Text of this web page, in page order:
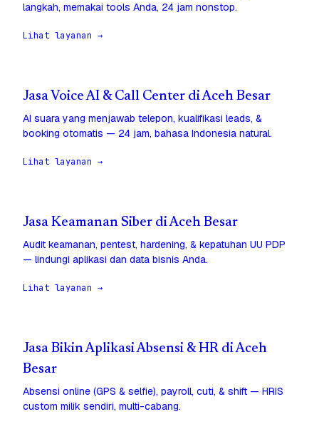
langkah, memakai tools Anda, 24 jam nonstop.
Lihat layanan →
Jasa Voice AI & Call Center di Aceh Besar
AI suara yang menjawab telepon, kualifikasi leads, &
booking otomatis — 24 jam, bahasa Indonesia natural.
Lihat layanan →
Jasa Keamanan Siber di Aceh Besar
Audit keamanan, pentest, hardening, & kepatuhan UU PDP
— lindungi aplikasi dan data bisnis Anda.
Lihat layanan →
Jasa Bikin Aplikasi Absensi & HR di Aceh
Besar
Absensi online (GPS & selfie), payroll, cuti, & shift — HRIS
custom milik sendiri, multi-cabang.